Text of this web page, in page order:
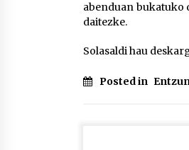
abenduan bukatuko
daitezke.
Solasaldi hau
Posted in